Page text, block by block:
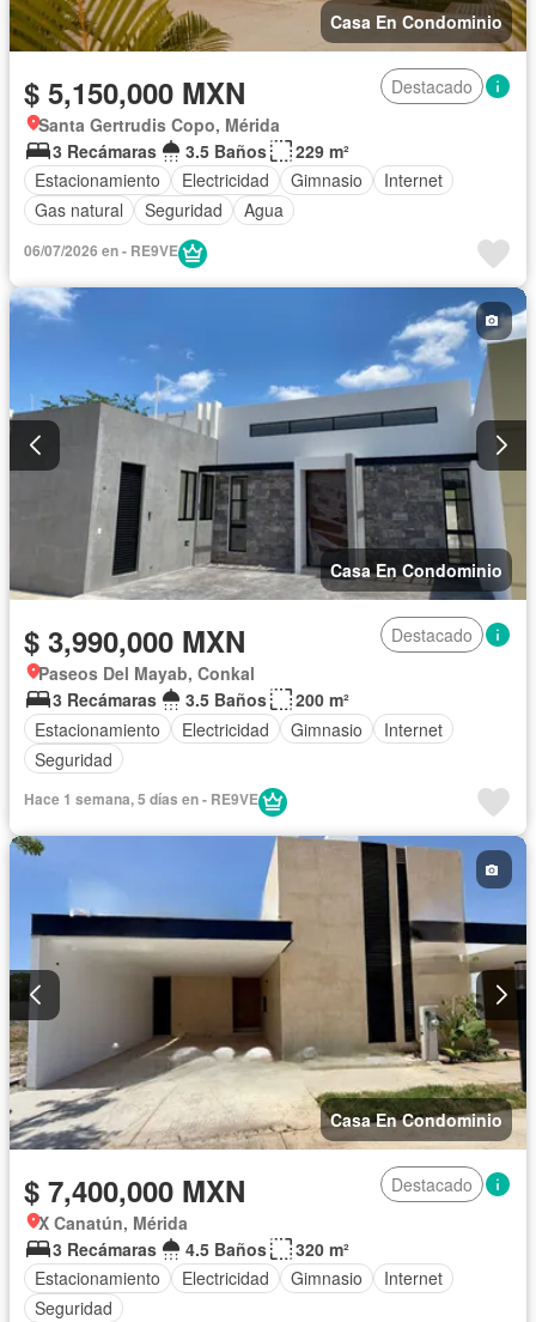
Casa En Condominio
$ 5,150,000 MXN
Destacado
Santa Gertrudis Copo, Mérida
3 Recámaras
3.5 Baños
229 m²
Estacionamiento
Electricidad Gimnasio
Internet
Gas natural
Seguridad Agua
06/07/2026 en - RE9VE
Casa En Condominio
$ 3,990,000 MXN
Destacado
Paseos Del Mayab, Conkal
3 Recámaras
3.5 Baños
200 m²
Estacionamiento
Electricidad Gimnasio
Internet
Seguridad
Hace 1 semana, 5 días en - RE9VE
Casa En Condominio
$ 7,400,000 MXN
Destacado
X Canatún, Mérida
3 Recámaras
4.5 Baños
320 m²
Estacionamiento
Electricidad Gimnasio
Internet
Seguridad